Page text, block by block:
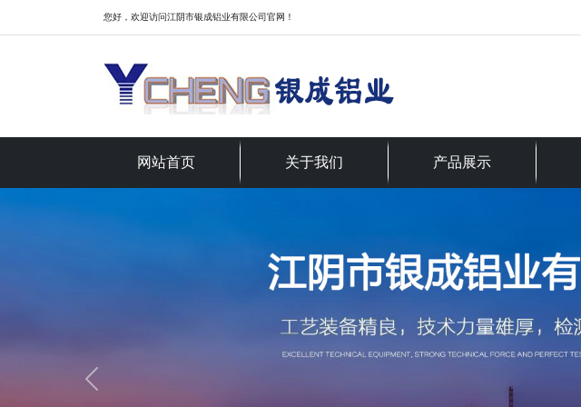
您好，欢迎访问江阴市银成铝业有限公司官网！
网站首页 关于我们 产品展示
Previous